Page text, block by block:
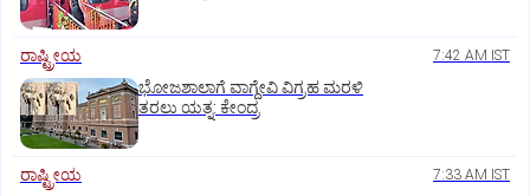
ರಾಷ್ಟ್ರೀಯ 7:42 AM IST
ಭೋಜಶಾಲಾಗೆ ವಾಗ್ದೇವಿ ವಿಗ್ರಹ ಮರಳಿ
ತರಲು ಯತ್ನ: ಕೇಂದ್ರ
ರಾಷ್ಟ್ರೀಯ 7:33 AM IST